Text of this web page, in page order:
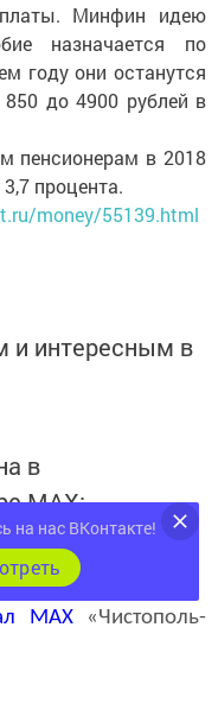
Минфин идею
назначается по
году они останутся
до 4900 рублей в
пенсионерам в 2018
процента.
money/55139.html
и интересным в
в
MАХ:
MAX«Чистополь-
на нас ВКонтакте!